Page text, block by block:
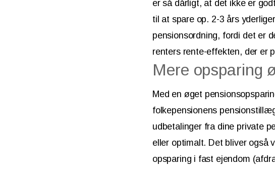
er så dårligt, at det ikke er
til at spare op. 2-3 års
pensionsordning, fordi det er
renters rente-effekten, der er
Mere opsparing
Med en øget
folkepensionens
udbetalinger fra dine private
eller optimalt. Det bliver også
opsparing i fast ejendom